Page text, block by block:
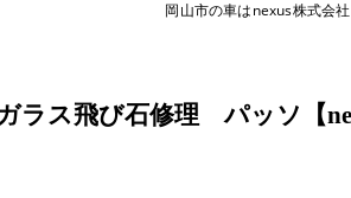
岡山市の車はnexus株式会社
ラス飛び石修理 パッソ【